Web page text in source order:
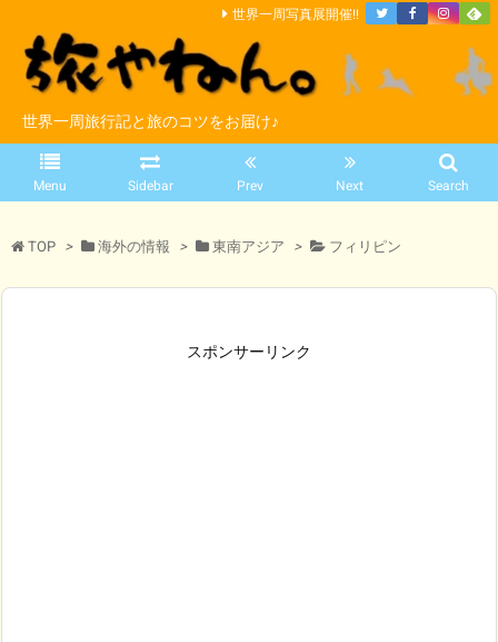
世界一周旅行記と旅のコツをお届け♪
Menu Sidebar Prev Next Search
世界一周写真展開催!!
TOP > 海外の情報 > 東南アジア > フィリピン
スポンサーリンク